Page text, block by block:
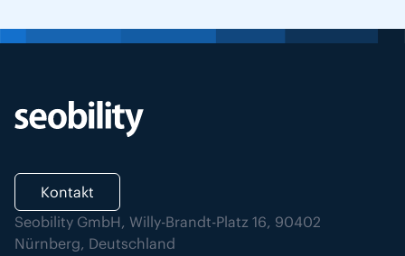
Kontakt
Seobility GmbH, Willy-Brandt-Platz 16, 90402
Nürnberg, Deutschland